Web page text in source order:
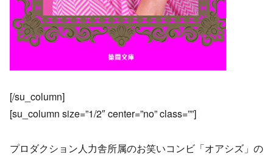
[/su_column]
[su_column size=”1/2″ center=”no” class=””]
プロダクション人力舎所属のお笑いコンビ「オアシズ」の